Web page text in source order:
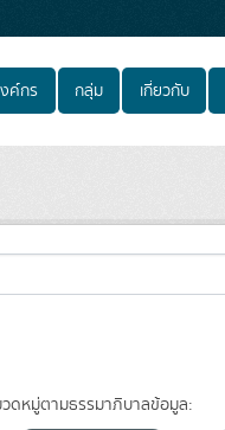
ค์กร กลุ่ม เกี่ยวกับ
ดหมู่ตามธรรมาภิบาลข้อมูล: